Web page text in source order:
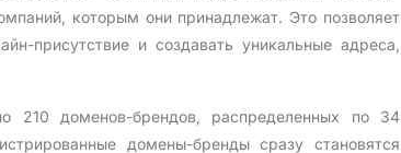
которым они принадлежат. Это позволяет
присутствие и создавать уникальные адреса,
210 доменов-брендов, распределенных по 34
домены-бренды сразу становятся